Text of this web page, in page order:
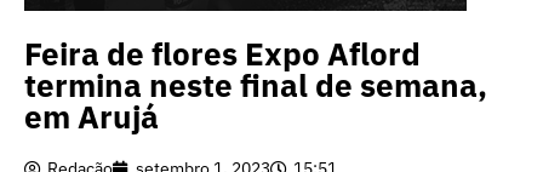
Feira de flores Expo Aflord
termina neste final de semana,
em Arujá